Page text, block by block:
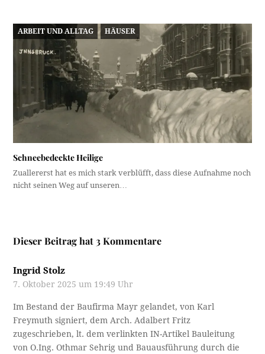
ARBEIT UND ALLTAG HÄUSER
Schneebedeckte Heilige
Zuallererst hat es mich stark verblüfft, dass diese Aufnahme noch
nicht seinen Weg auf unseren…
Dieser Beitrag hat 3 Kommentare
Ingrid Stolz
7. Oktober 2025 um 19:49 Uhr
Im Bestand der Baufirma Mayr gelandet, von Karl
Freymuth signiert, dem Arch. Adalbert Fritz
zugeschrieben, lt. dem verlinkten IN-Artikel Bauleitung
von O.Ing. Othmar Sehrig und Bauausführung durch die